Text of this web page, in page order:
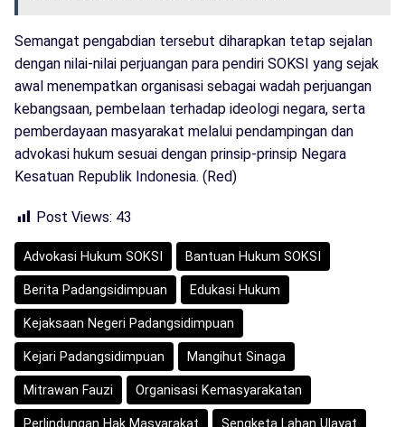
Semangat pengabdian tersebut diharapkan tetap sejalan
dengan nilai-nilai perjuangan para pendiri SOKSI yang sejak
awal menempatkan organisasi sebagai wadah perjuangan
kebangsaan, pembelaan terhadap ideologi negara, serta
pemberdayaan masyarakat melalui pendampingan dan
advokasi hukum sesuai dengan prinsip-prinsip Negara
Kesatuan Republik Indonesia. (Red)
Post Views: 43
Advokasi Hukum SOKSI Bantuan Hukum SOKSI
Berita Padangsidimpuan Edukasi Hukum
Kejaksaan Negeri Padangsidimpuan
Kejari Padangsidimpuan Mangihut Sinaga
Mitrawan Fauzi Organisasi Kemasyarakatan
Perlindungan Hak Masyarakat Sengketa Lahan Ulayat